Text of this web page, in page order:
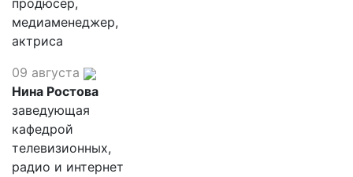
продюсер,
медиаменеджер,
актриса
09 августа
Нина Ростова
заведующая
кафедрой
телевизионных,
радио и интернет